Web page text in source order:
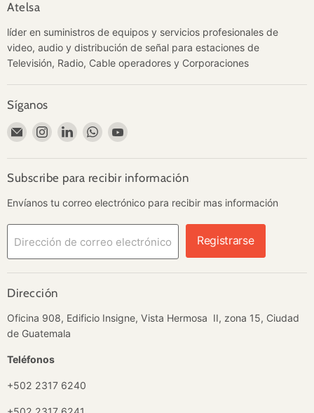
Atelsa
líder en suministros de equipos y servicios profesionales de
video, audio y distribución de señal para estaciones de
Televisión, Radio, Cable operadores y Corporaciones
Síganos
Encuéntrenos
Correo
electrónico
Encuéntrenos
Instagram
Encuéntrenos
LinkedIn
Encuéntrenos
WhatsApp
Encuéntrenos
YouTube
Subscribe para recibir información
Envíanos tu correo electrónico para recibir mas información
Dirección de correo electrónico Registrarse
Dirección
Oficina 908, Edificio Insigne, Vista Hermosa II, zona 15, Ciudad
de Guatemala
Teléfonos
+502 2317 6240